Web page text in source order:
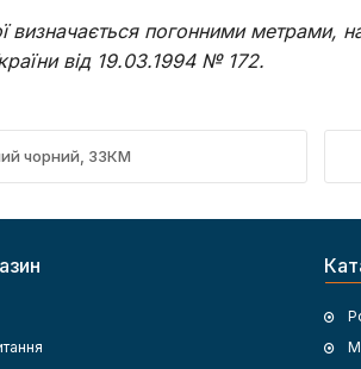
визначається погонними метрами,
від 19.03.1994 № 172.
чорний, ЗЗКМ